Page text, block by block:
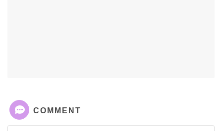
COMMENT